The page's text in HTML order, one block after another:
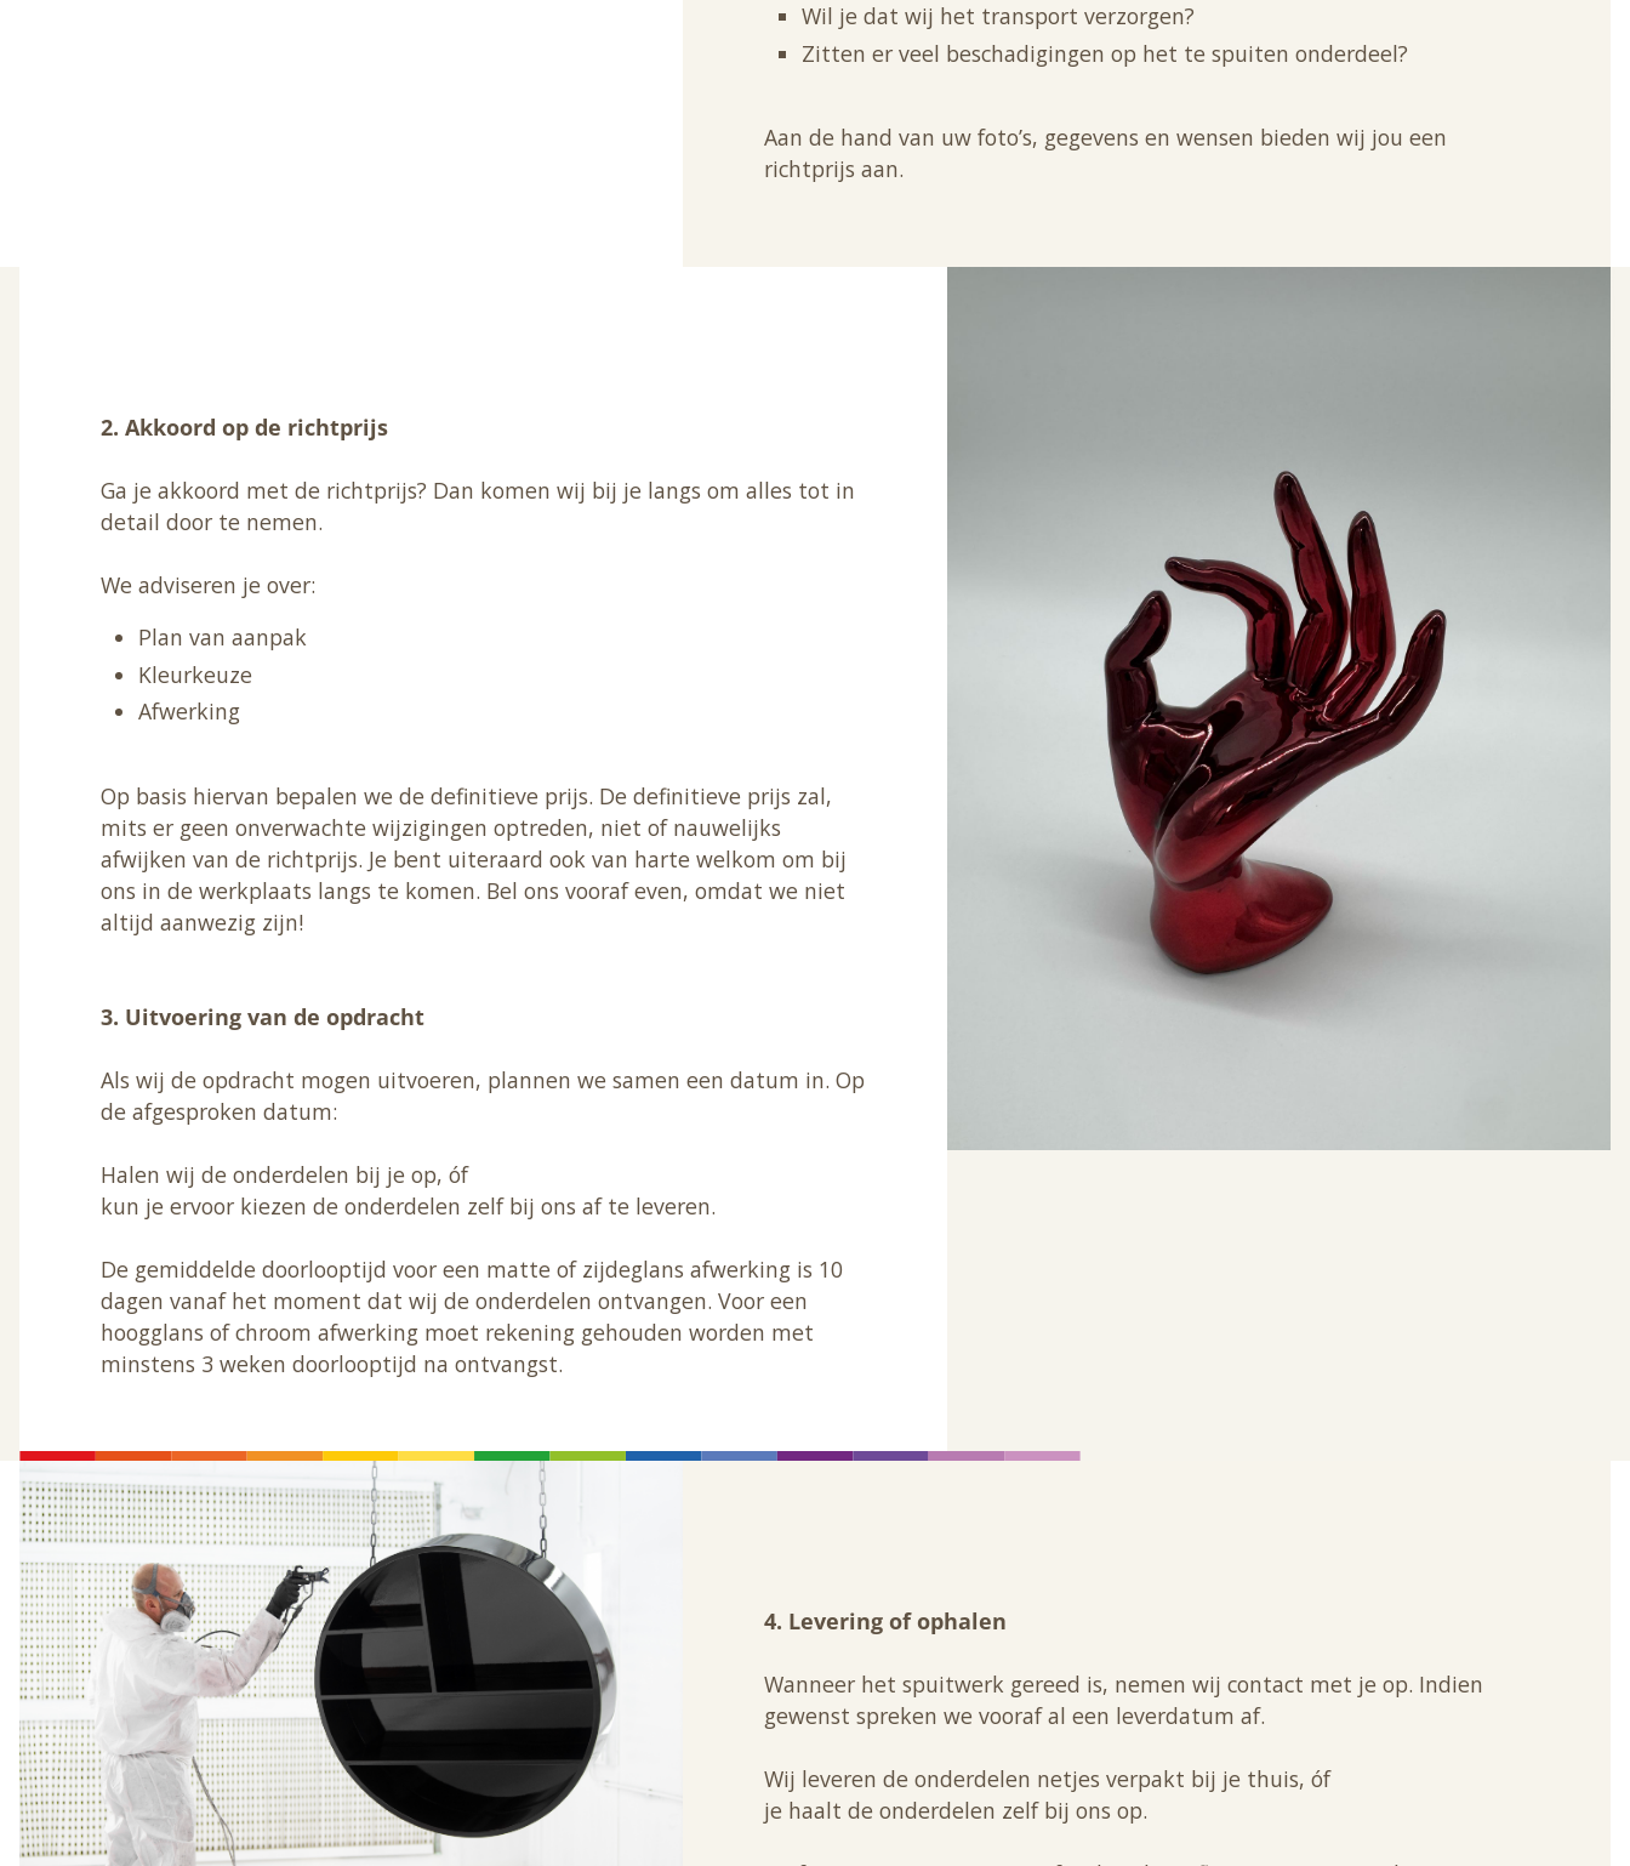
Wil je dat wij het transport verzorgen?
Zitten er veel beschadigingen op het te spuiten onderdeel?
Aan de hand van uw foto’s, gegevens en wensen bieden wij jou een
richtprijs aan.
2. Akkoord op de richtprijs
Ga je akkoord met de richtprijs? Dan komen wij bij je langs om alles tot in
detail door te nemen.
We adviseren je over:
Plan van aanpak
Kleurkeuze
Afwerking
Op basis hiervan bepalen we de definitieve prijs. De definitieve prijs zal,
mits er geen onverwachte wijzigingen optreden, niet of nauwelijks
afwijken van de richtprijs. Je bent uiteraard ook van harte welkom om bij
ons in de werkplaats langs te komen. Bel ons vooraf even, omdat we niet
altijd aanwezig zijn!
3. Uitvoering van de opdracht
Als wij de opdracht mogen uitvoeren, plannen we samen een datum in. Op
de afgesproken datum:
Halen wij de onderdelen bij je op, óf
kun je ervoor kiezen de onderdelen zelf bij ons af te leveren.
De gemiddelde doorlooptijd voor een matte of zijdeglans afwerking is 10
dagen vanaf het moment dat wij de onderdelen ontvangen. Voor een
hoogglans of chroom afwerking moet rekening gehouden worden met
minstens 3 weken doorlooptijd na ontvangst.
4. Levering of ophalen
Wanneer het spuitwerk gereed is, nemen wij contact met je op. Indien
gewenst spreken we vooraf al een leverdatum af.
Wij leveren de onderdelen netjes verpakt bij je thuis, óf
je haalt de onderdelen zelf bij ons op.